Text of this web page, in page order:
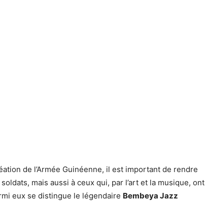
de l’Armée Guinéenne, il est important de rendre
mais aussi à ceux qui, par l’art et la musique, ont
eux se distingue le légendaire Bembeya Jazz